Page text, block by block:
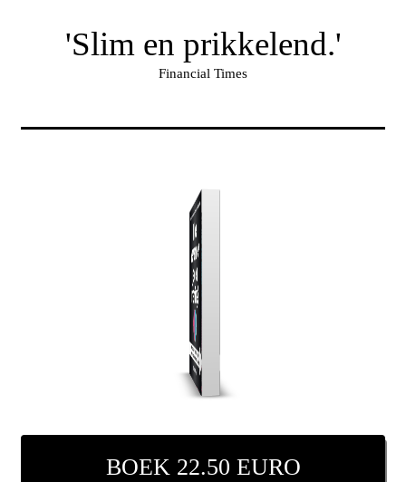
'Slim en prikkelend.'
Financial Times
BOEK 22.50 EURO